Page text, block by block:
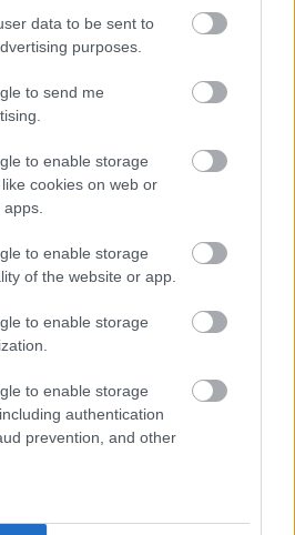
data to be sent to
purposes.
to send me
to enable storage
cookies on web or
to enable storage
of the website or app.
to enable storage
to enable storage
authentication
prevention, and other
Keres
HÓNAP NÉVNAPOK
,
,Bettina
,Tiborc